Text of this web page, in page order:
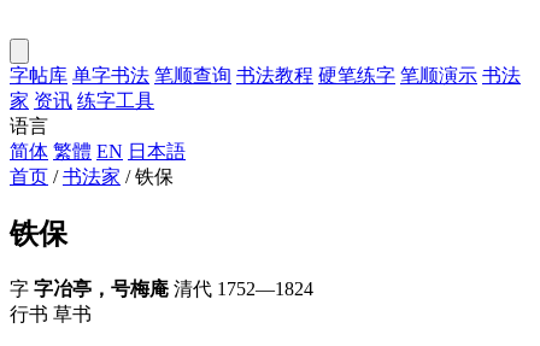
字帖库 单字书法 笔顺查询 书法教程 硬笔练字 笔顺演示 书法
家 资讯 练字工具
语言
简体 繁體 EN 日本語
首页 / 书法家 / 铁保
铁保
字 字冶亭，号梅庵 清代 1752—1824
行书 草书